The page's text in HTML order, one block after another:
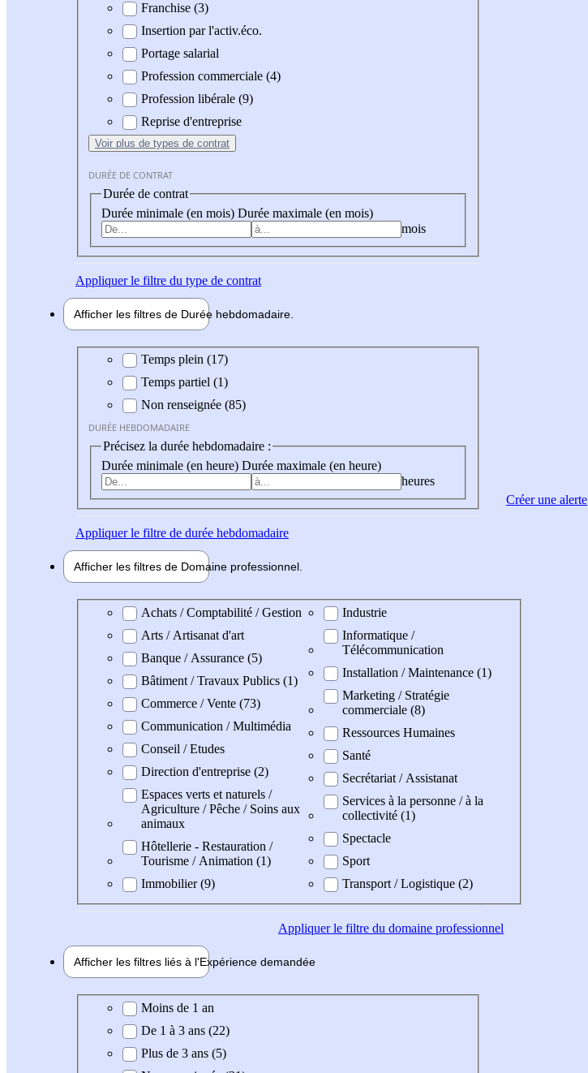
Franchise (3)
Insertion par l'activ.éco.
Portage salarial
Profession commerciale (4)
Profession libérale (9)
Reprise d'entreprise
Voir plus de types de contrat
DURÉE DE CONTRAT
Durée de contrat
Durée minimale (en mois) Durée maximale (en mois)
mois
Appliquerle filtre du type de contrat
Afficher les filtres de Durée hebdomadaire
Durée hebdomadaire
Temps plein (17)
Temps partiel (1)
Non renseignée (85)
DURÉE HEBDOMADAIRE
Précisez la durée hebdomadaire :
Durée minimale (en heure) Durée maximale (en heure)
heures
Appliquerle filtre de durée hebdomadaire
Afficher les filtres de Domaine professionnel
Domaine professionel
Achats / Comptabilité / Gestion
Arts / Artisanat d'art
Banque / Assurance (5)
Bâtiment / Travaux Publics (1)
Commerce / Vente (73)
Communication / Multimédia
Conseil / Etudes
Direction d'entreprise (2)
Espaces verts et naturels /
Agriculture / Pêche / Soins aux
animaux
Hôtellerie - Restauration /
Tourisme / Animation (1)
Immobilier (9)
Industrie
Informatique /
Télécommunication
Installation / Maintenance (1)
Marketing / Stratégie
commerciale (8)
Ressources Humaines
Santé
Secrétariat / Assistanat
Services à la personne / à la
collectivité (1)
Spectacle
Sport
Transport / Logistique (2)
Appliquerle filtre du domaine professionnel
Afficher les filtres liés à l'Expérience demandée
Expérience demandée
Moins de 1 an
De 1 à 3 ans (22)
Plus de 3 ans (5)
Créer une alerte